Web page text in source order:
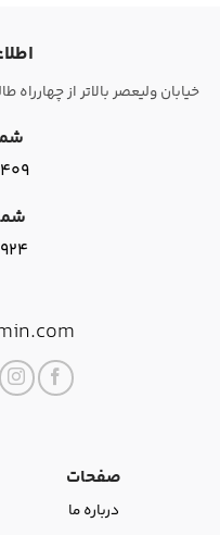
خیابان ولیعصر بالاتر از چهارراه
صفحات
درباره ما